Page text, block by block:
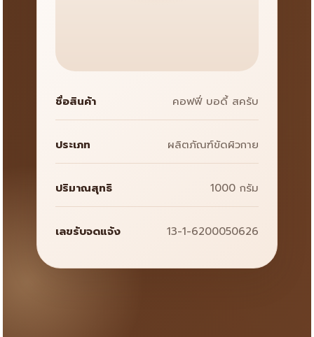
ชื่อสินค้า คอฟฟี่ บอดี้ สครับ
ประเภท ผลิตภัณฑ์ขัดผิวกาย
ปริมาณสุทธิ 1000 กรัม
เลขรับจดแจ้ง 13-1-6200050626